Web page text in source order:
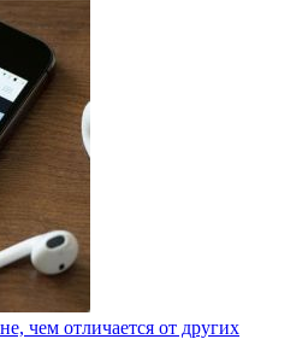
чем отличается от других